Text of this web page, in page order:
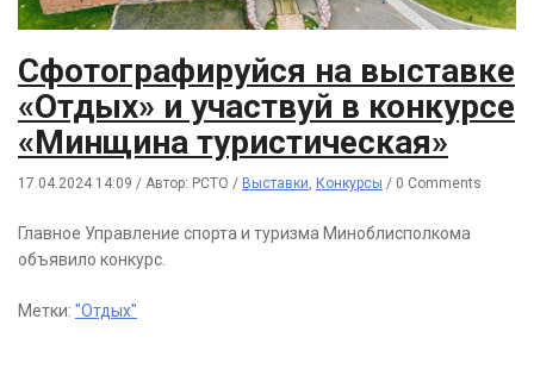
Сфотографируйся на выставке
«Отдых» и участвуй в конкурсе
«Минщина туристическая»
17.04.2024 14:09 / Автор: РСТО / Выставки Конкурсы / 0 Comments
Главное Управление спорта и туризма Миноблисполкома
объявило конкурс.
Метки: "Отдых"